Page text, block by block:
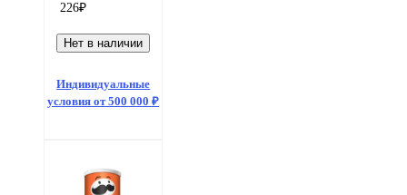
226₽
Нет в наличии
Индивидуальные
условия от 500 000 ₽